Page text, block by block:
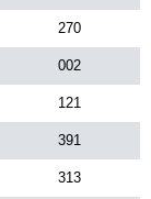
270
002
121
391
313